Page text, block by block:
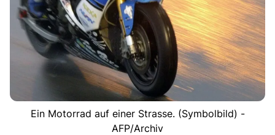
Ein Motorrad auf einer Strasse. (Symbolbild) -
AFP/Archiv